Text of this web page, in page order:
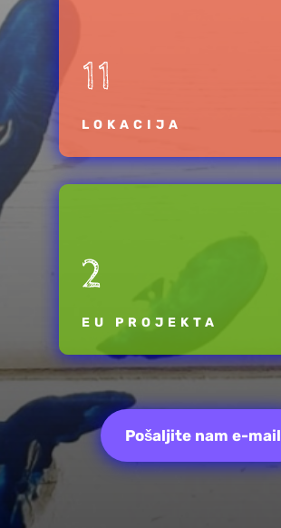
11
LOKACIJA
2
EU PROJEKTA
Pošaljite nam e-mail